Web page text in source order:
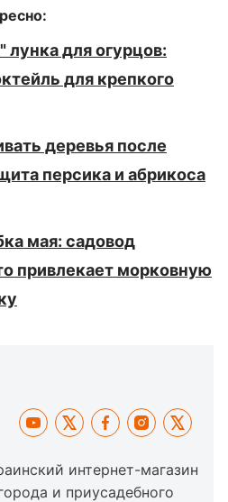
лунка для огурцов:
для крепкого
деревья после
персика и абрикоса
мая: садовод
привлекает морковную
интернет-магазин
и приусадебного